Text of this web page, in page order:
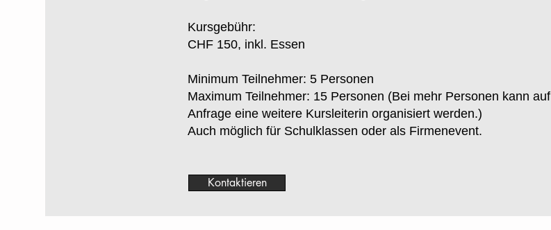
Kursgebühr:
CHF 150, inkl. Essen
Minimum Teilnehmer: 5 Personen
Maximum Teilnehmer: 15 Personen (Bei mehr Personen kann auf
Anfrage eine weitere Kursleiterin organisiert werden.)
Auch möglich für Schulklassen oder als Firmenevent.
Kontaktieren